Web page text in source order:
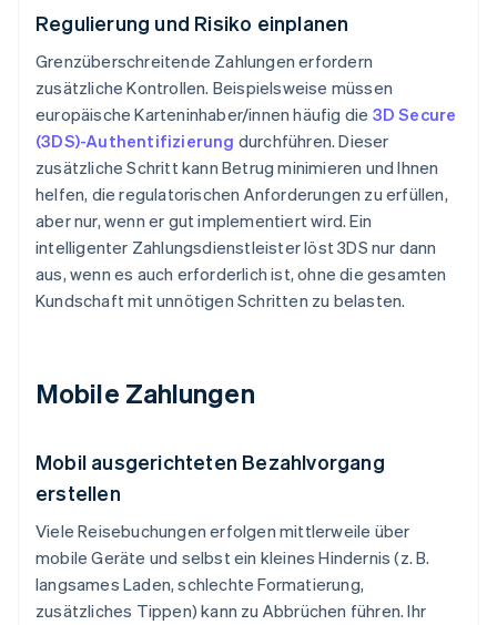
Regulierung und Risiko einplanen
Grenzüberschreitende Zahlungen erfordern
zusätzliche Kontrollen. Beispielsweise müssen
europäische Karteninhaber/innen häufig die 3D Secure
(3DS)-Authentifizierung durchführen. Dieser
zusätzliche Schritt kann Betrug minimieren und Ihnen
helfen, die regulatorischen Anforderungen zu erfüllen,
aber nur, wenn er gut implementiert wird. Ein
intelligenter Zahlungsdienstleister löst 3DS nur dann
aus, wenn es auch erforderlich ist, ohne die gesamten
Kundschaft mit unnötigen Schritten zu belasten.
Mobile Zahlungen
Mobil ausgerichteten Bezahlvorgang
erstellen
Viele Reisebuchungen erfolgen mittlerweile über
mobile Geräte und selbst ein kleines Hindernis (z. B.
langsames Laden, schlechte Formatierung,
zusätzliches Tippen) kann zu Abbrüchen führen. Ihr